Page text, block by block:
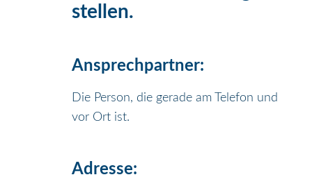
stellen.
Ansprechpartner:
Die Person, die gerade am Telefon und
vor Ort ist.
Adresse: